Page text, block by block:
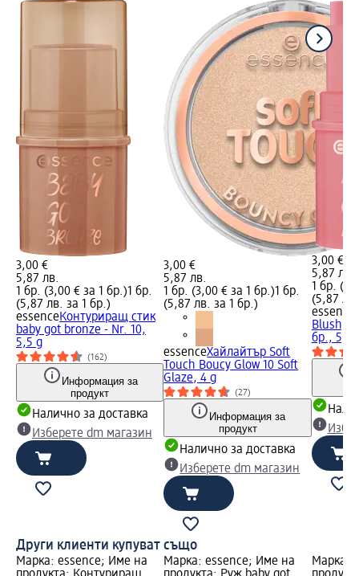
3,00 €
5,87 лв.
1 бр. (3,00 € за 1 бр.)1 бр.
(5,87 лв. за 1 бр.)
essenceКонтуриращ стик
baby got bronze - Nr. 10,
5,5 g
(162)
Информация за
продукт
Налично за доставка
Изберете dm магазин
3,00 €
5,87 лв.
1 бр. (3,00 € за 1 бр.)1 бр.
(5,87 лв. за 1 бр.)
essenceХайлайтър Soft
Touch Boucy Glow 10 Soft
Glaze, 4 g
(27)
Информация за
продукт
Налично за доставка
Изберете dm магазин
3,00 €
5,87 лв.
1 бр.
(5,87
essence
Blush,
бр., 5,5
Други клиенти купуват също
Марка: essence; Име на
Марка: essence; Име на
Марка: